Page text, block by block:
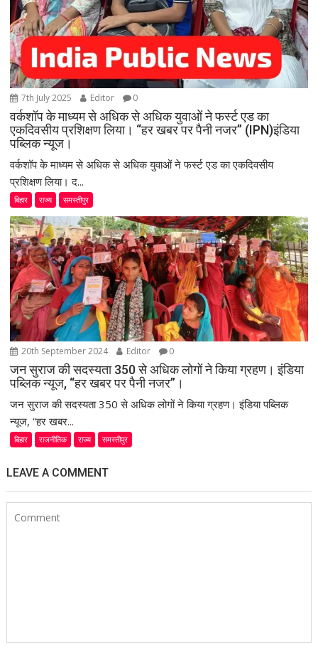
7th July 2025 Editor 0
वर्कशॉप के माध्यम से अधिक से अधिक युवाओं ने फर्स्ट एड का
एकदिवसीय प्रशिक्षण लिया। “हर खबर पर पैनी नजर” (IPN)इंडिया
पब्लिक न्यूज।
वर्कशॉप के माध्यम से अधिक से अधिक युवाओं ने फर्स्ट एड का एकदिवसीय
प्रशिक्षण लिया। द...
बिहार राज्य समस्तीपुर
20th September 2024 Editor 0
जन सुराज की सदस्यता 350 से अधिक लोगों ने किया ग्रहण। इंडिया
पब्लिक न्यूज, “हर खबर पर पैनी नजर”।
जन सुराज की सदस्यता 350 से अधिक लोगों ने किया ग्रहण। इंडिया पब्लिक
न्यूज, “हर खबर...
बिहार राजनीतिक राज्य समस्तीपुर
LEAVE A COMMENT